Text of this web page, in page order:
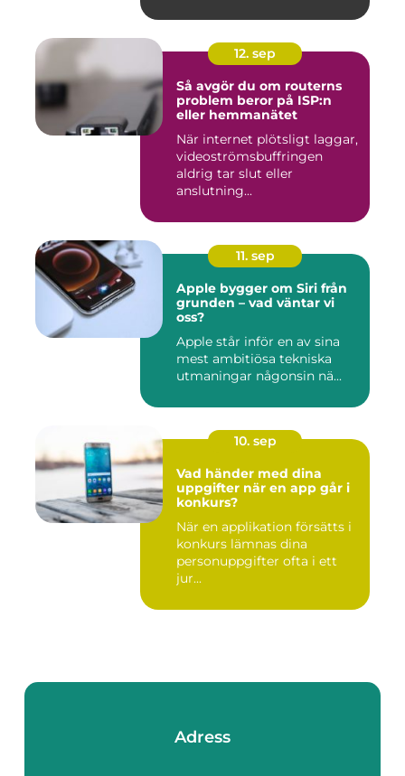
12. sep
Så avgör du om routerns
problem beror på ISP:n
eller hemmanätet
När internet plötsligt laggar,
videoströmsbuffringen
aldrig tar slut eller
anslutning...
11. sep
Apple bygger om Siri från
grunden – vad väntar vi
oss?
Apple står inför en av sina
mest ambitiösa tekniska
utmaningar någonsin nä...
10. sep
Vad händer med dina
uppgifter när en app går i
konkurs?
När en applikation försätts i
konkurs lämnas dina
personuppgifter ofta i ett
jur...
Adress